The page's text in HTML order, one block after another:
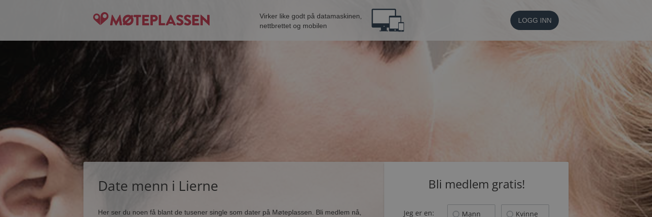
Virker like godt på datamaskinen,
nettbrettet og mobilen
LOGG INN
Date menn i Lierne
Her ser du noen få blant de tusener single som dater på Møteplassen. Bli medlem nå,
Bli medlem gratis!
Jeg er en: Mann Kvinne